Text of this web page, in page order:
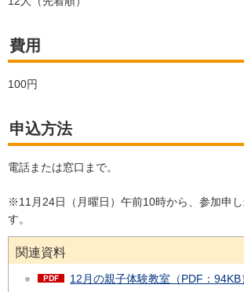
費用
100円
申込方法
電話または窓口まで。
※11月24日（月曜日）午前10時から、参加申
す。
関連資料
12月の親子体験教室（PDF：94KB